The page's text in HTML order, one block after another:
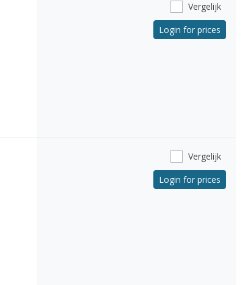
Vergelijk
Login for prices
Vergelijk
Login for prices